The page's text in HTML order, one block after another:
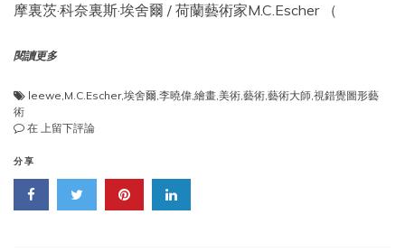
摩裏茨·科奈裏斯·埃舍爾 / 荷蘭藝術家M.C.Escher （
閱讀更多
leewe,M.C.Escher,埃舍爾,李曉偉,繪畫,美術,藝術,藝術大師,視錯覺圖形藝
術
在 藝
——
M.C.Escher（摩
裏
上留下評論
分享